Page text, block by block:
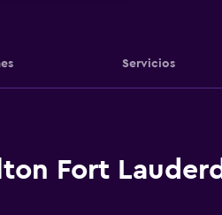
Servicios
Fort